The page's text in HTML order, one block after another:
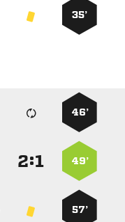
35’
46’
49’
:
57’